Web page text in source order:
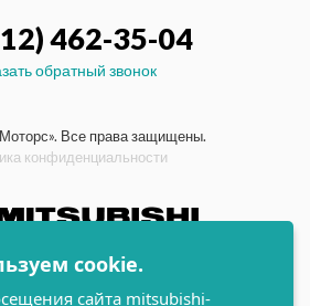
462-35-04
обратный звонок
Все права защищены.
конфиденциальности
и морские
двигатели Mitsubishi
cookie.
сайта mitsubishi-